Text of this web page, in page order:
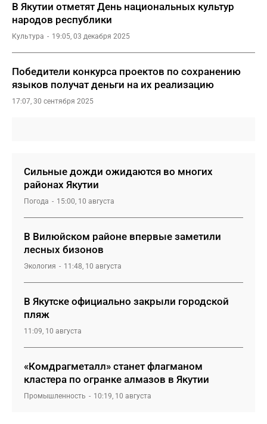
В Якутии отметят День национальных культур
народов республики
Культура 19:05, 03 декабря 2025
Победители конкурса проектов по сохранению
языков получат деньги на их реализацию
17:07, 30 сентября 2025
Сильные дожди ожидаются во многих
районах Якутии
Погода 15:00, 10 августа
В Вилюйском районе впервые заметили
лесных бизонов
Экология 11:48, 10 августа
В Якутске официально закрыли городской
пляж
11:09, 10 августа
«Комдрагметалл» станет флагманом
кластера по огранке алмазов в Якутии
Промышленность 10:19, 10 августа